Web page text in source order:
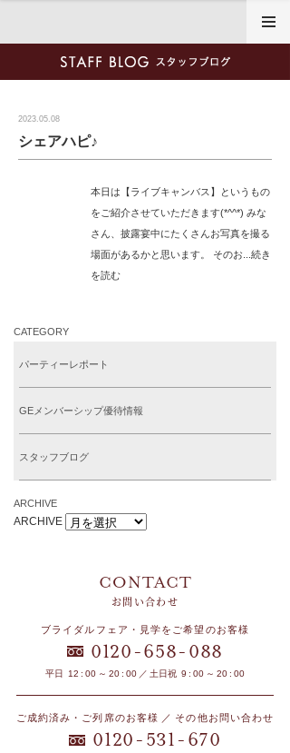
2023.05.08
シェアハピ♪
本日は【ライブキャンバス】というもの
をご紹介させていただきます(*^^*) みな
さん、披露宴中にたくさんお写真を撮る
場面があるかと思います。 そのお...続き
を読む
CATEGORY
パーティーレポート
GEメンバーシップ優待情報
スタッフブログ
ARCHIVE
ARCHIVE
お問い合わせ
ブライダルフェア・見学をご希望のお客様
0120 -658- 088
平日 12 : 00 ～ 20 : 00 ／ 土日祝 9 : 00 ～ 20 : 00
ご成約済み・ご列席のお客様 ／ その他お問い合わせ
0120 - 531 - 670